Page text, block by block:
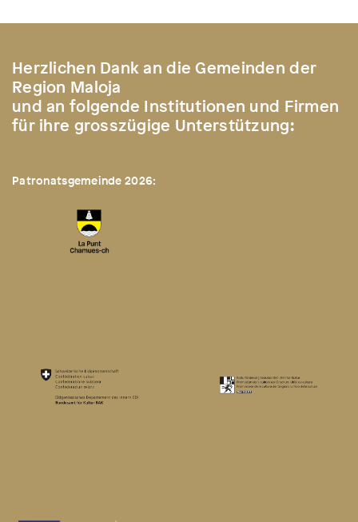
Herzlichen Dank an die Gemeinden der
Region Maloja
und an folgende Institutionen und Firmen
für ihre grosszügige Unterstützung:
Patronatsgemeinde 2026: